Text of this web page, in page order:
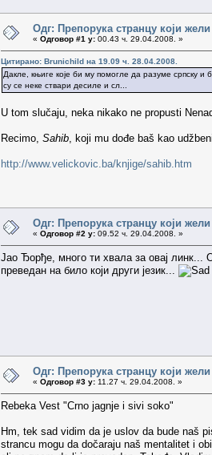
Одг: Препорука странцу који
« Одговор #1 у: 00.43 ч. 29.04.2008. »
Цитирано: Brunichild на 19.09 ч. 28.04.2008.
Дакле, књиге које би му помогле да разуме српску и
су се неке ствари десиле и сл...
U tom slučaju, neka nikako ne propusti
Recimo, Sahib , koji mu dođe baš kao
http://www.velickovic.ba/knjige/sahib.htm
Одг: Препорука странцу који
« Одговор #2 у: 09.52 ч. 29.04.2008. »
Јао Ђорђе, много ти хвала за овај линк...
преведан на било који други језик...
Одг: Препорука странцу који
« Одговор #3 у: 11.27 ч. 29.04.2008. »
Rebeka Vest "Crno jagnje i sivi soko"
Hm, tek sad vidim da je uslov da bude naš
strancu mogu da dočaraju naš mentalitet i